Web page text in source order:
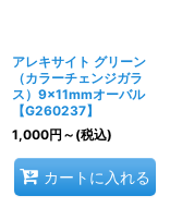
アレキサイト グリーン
（カラーチェンジガラ
ス）9×11mmオーバル
【G260237】
1,000円 ～ (税込)
カートに入れる